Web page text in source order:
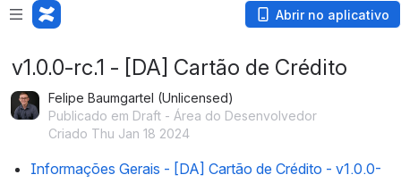
Abrir no aplicativo
v1.0.0-rc.1 - [DA] Cartão de Crédito
Felipe Baumgartel (Unlicensed)
Publicado em Draft - Área do Desenvolvedor
Criado Thu Jan 18 2024
Informações Gerais - [DA] Cartão de Crédito - v1.0.0-